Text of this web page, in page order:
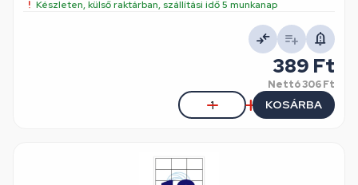
Készleten, külső raktárban, szállítási idő 5 munkanap
389 Ft
Nettó306 Ft
KOSÁRBA